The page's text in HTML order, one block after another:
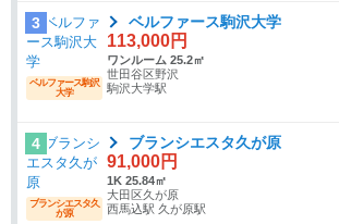
3
ベルファース駒沢
大学
ベルファース駒沢大学
113,000円
ワンルーム 25.2㎡
世田谷区野沢
駒沢大学駅
4
ブランシエスタ久
が原
ブランシエスタ久が原
91,000円
1K 25.84㎡
大田区久が原
西馬込駅 久が原駅